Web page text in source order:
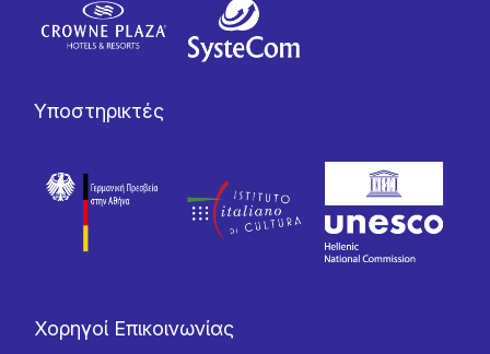
Υποστηρικτές
Χορηγοί Επικοινωνίας